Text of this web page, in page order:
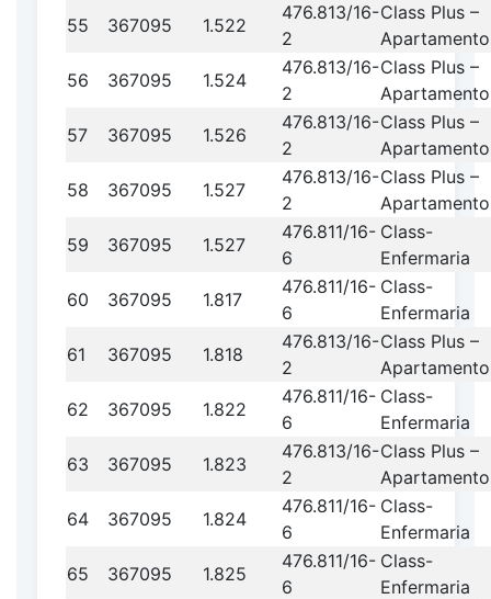
55
367095 1.522
476.813/16-
2
Class Plus –
Apartamento
56
367095 1.524
476.813/16-
2
Class Plus –
Apartamento
57
367095 1.526
476.813/16-
2
Class Plus –
Apartamento
58
367095 1.527
476.813/16-
2
Class Plus –
Apartamento
59
367095 1.527
476.811/16-
6
Class-
Enfermaria
60
367095 1.817
476.811/16-
6
Class-
Enfermaria
61
367095 1.818
476.813/16-
2
Class Plus –
Apartamento
62
367095 1.822
476.811/16-
6
Class-
Enfermaria
63
367095 1.823
476.813/16-
2
Class Plus –
Apartamento
64
367095 1.824
476.811/16-
6
Class-
Enfermaria
65
367095 1.825
476.811/16-
6
Class-
Enfermaria